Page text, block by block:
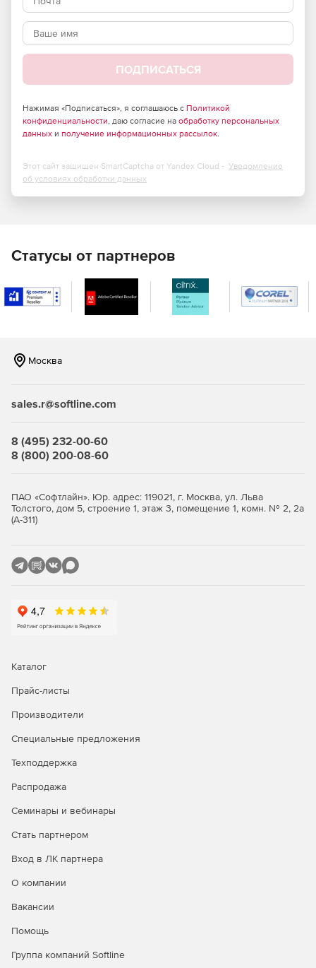
Дополнительные функции за пределами OpenJDK для
обеспечения совместимости в приложениях.
Поддержка корпоративного уровня со сроком службы
поддержки 10 лет.
ПОДПИСАТЬСЯ
Нажимая «Подписаться», я соглашаюсь с Политикой
конфиденциальности, даю согласие на обработку персональных
данных и получение информационных рассылок.
Этот сайт защищен SmartCaptcha от Yandex Cloud - Уведомление
об условиях обработки данных
Статусы от партнеров
Москва
sales.r@softline.com
8 (495) 232-00-60
8 (800) 200-08-60
ПАО «Софтлайн». Юр. адрес: 119021, г. Москва, ул. Льва
Толстого, дом 5, строение 1, этаж 3, помещение 1, комн. № 2, 2а
(А-311)
Каталог
Прайс-листы
Производители
Специальные предложения
Техподдержка
Распродажа
Семинары и вебинары
Стать партнером
Вход в ЛК партнера
О компании
Вакансии
Помощь
Группа компаний Softline